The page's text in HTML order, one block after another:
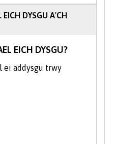
sgiliau rhifiadol
dadansoddi data
fynediad at y data
S&P Capital IQ
ar hyn o bryd yn
gan Brifysgol
EICH DYSGU A'CH
EICH DYSGU?
ei addysgu trwy